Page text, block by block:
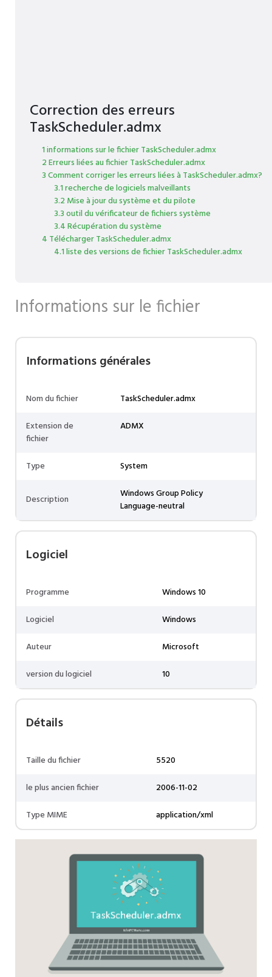
Correction des erreurs
TaskScheduler.admx
1 informations sur le fichier TaskScheduler.admx
2 Erreurs liées au fichier TaskScheduler.admx
3 Comment corriger les erreurs liées à TaskScheduler.admx?
3.1 recherche de logiciels malveillants
3.2 Mise à jour du système et du pilote
3.3 outil du vérificateur de fichiers système
3.4 Récupération du système
4 Télécharger TaskScheduler.admx
4.1 liste des versions de fichier TaskScheduler.admx
Informations sur le fichier
Informations générales
Nom du fichier
TaskScheduler.admx
Extension de
fichier
ADMX
Type System
Description
Windows Group Policy
Language-neutral
Logiciel
Programme
Windows 10
Logiciel
Windows
Auteur
Microsoft
version du logiciel
10
Détails
Taille du fichier
5520
le plus ancien fichier
2006-11-02
Type MIME
application/xml